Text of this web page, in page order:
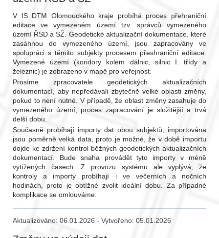
V IS DTM Olomouckého kraje probíhá proces přehraniční
editace ve vymezeném území tzv. správců vymezeného
území ŘSD a SŽ. Geodetické aktualizační dokumentace, které
zasáhnou do vymezeného území, jsou zapracovány ve
spolupráci s těmito subjekty procesem přeshraniční editace.
Vymezené území (koridory kolem dálnic, silnic I. třídy a
železnic) je zobrazeno v mapě pro veřejnost.
Prosíme zpracovatele geodetických aktualizačních
dokumentací, aby nepředávali zbytečně velké oblasti změny,
pokud to není nutné. V případě, že oblast změny zasahuje do
vymezeného území, proces zapracování je složitější a trvá
delší dobu.
Současně probíhají importy dat obou subjektů, importována
jsou poměrně velká data, proto je možné, že v době importu
dojde ke zdržení kontrol běžných geodetických aktualizačních
dokumentací. Bude snaha provádět tyto importy v méně
vytížených časech. Z provozu systému ale vyplývá, že
kontroly a importy probíhají i ve večerních a nočních
hodinách, proto je obtížné zvolit ideální dobu. Za případné
komplikace se omlouváme.
Aktualizováno: 06.01.2026 - Vytvořeno: 05.01.2026